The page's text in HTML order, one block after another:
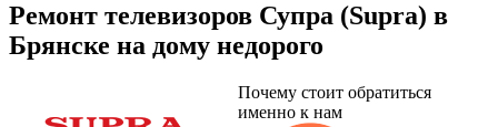
Ремонт телевизоров Супра (Supra) в
Брянске на дому недорого
Почему стоит обратиться
именно к нам